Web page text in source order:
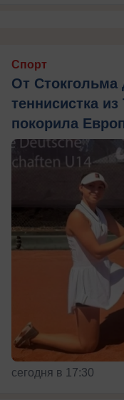
Спорт
От
теннисистка из
покорила
сегодня в 17:30